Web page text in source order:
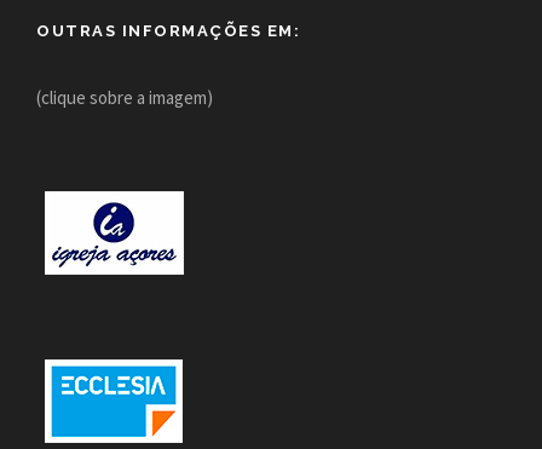
OUTRAS INFORMAÇÕES EM:
(clique sobre a imagem)